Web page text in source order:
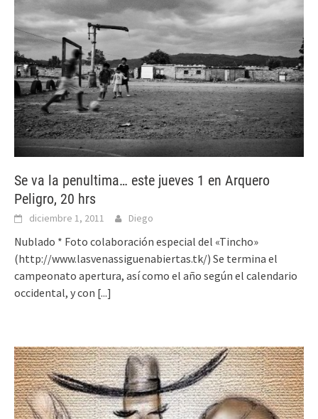
Se va la penultima… este jueves 1 en Arquero
Peligro, 20 hrs
diciembre 1, 2011 Diego
Nublado * Foto colaboración especial del «Tincho»
(http://www.lasvenassiguenabiertas.tk/) Se termina el
campeonato apertura, así como el año según el calendario
occidental, y con [...]